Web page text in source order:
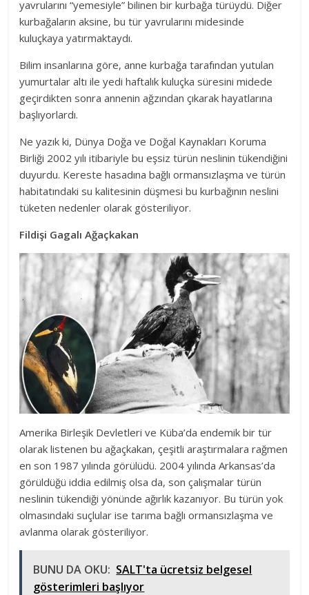
yavrularını “yemesiyle” bilinen bir kurbağa türüydü. Diğer
kurbağaların aksine, bu tür yavrularını midesinde
kuluçkaya yatırmaktaydı.
Bilim insanlarına göre, anne kurbağa tarafından yutulan
yumurtalar altı ile yedi haftalık kuluçka süresini midede
geçirdikten sonra annenin ağzından çıkarak hayatlarına
başlıyorlardı.
Ne yazık ki, Dünya Doğa ve Doğal Kaynakları Koruma
Birliği 2002 yılı itibariyle bu eşsiz türün neslinin tükendiğini
duyurdu. Kereste hasadına bağlı ormansızlaşma ve türün
habitatındaki su kalitesinin düşmesi bu kurbağının neslini
tüketen nedenler olarak gösteriliyor.
Fildişi Gagalı Ağaçkakan
Amerika Birleşik Devletleri ve Küba’da endemik bir tür
olarak listenen bu ağaçkakan, çeşitli araştırmalara rağmen
en son 1987 yılında görülüdü. 2004 yılında Arkansas’da
görüldüğü iddia edilmiş olsa da, son çalışmalar türün
neslinin tükendiği yönünde ağırlık kazanıyor. Bu türün yok
olmasındaki suçlular ise tarıma bağlı ormansızlaşma ve
avlanma olarak gösteriliyor.
BUNU DA OKU: SALT'ta ücretsiz belgesel
gösterimleri başlıyor